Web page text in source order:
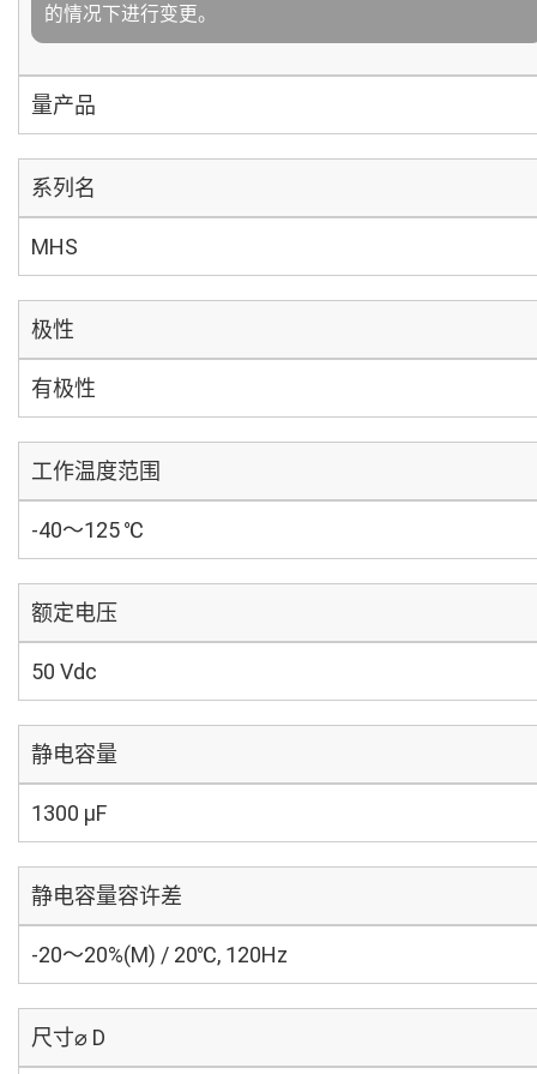
的情况下进行变更。
量产品
系列名
MHS
极性
有极性
工作温度范围
-40～125 ℃
额定电压
50 Vdc
静电容量
1300 µF
静电容量容许差
-20～20%(M) / 20℃, 120Hz
尺寸⌀ D